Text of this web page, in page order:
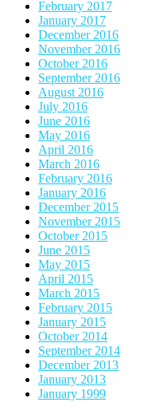
February 2017
January 2017
December 2016
November 2016
October 2016
September 2016
August 2016
July 2016
June 2016
May 2016
April 2016
March 2016
February 2016
January 2016
December 2015
November 2015
October 2015
June 2015
May 2015
April 2015
March 2015
February 2015
January 2015
October 2014
September 2014
December 2013
January 2013
January 1999